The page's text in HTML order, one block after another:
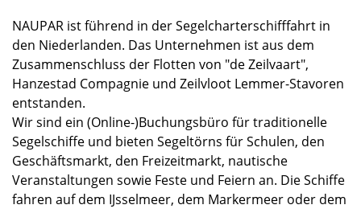
NAUPAR ist führend in der Segelcharterschifffahrt in
den Niederlanden. Das Unternehmen ist aus dem
Zusammenschluss der Flotten von "de Zeilvaart",
Hanzestad Compagnie und Zeilvloot Lemmer-Stavoren
entstanden.
Wir sind ein (Online-)Buchungsbüro für traditionelle
Segelschiffe und bieten Segeltörns für Schulen, den
Geschäftsmarkt, den Freizeitmarkt, nautische
Veranstaltungen sowie Feste und Feiern an. Die Schiffe
fahren auf dem IJsselmeer, dem Markermeer oder dem